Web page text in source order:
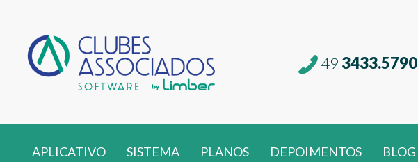
49 3433.5790
APLICATIVO SISTEMA PLANOS DEPOIMENTOS BLOG